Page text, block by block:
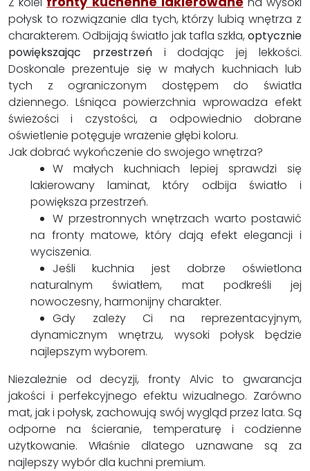
połysk to rozwiązanie dla tych, którzy lubią wnętrza z
charakterem. Odbijają światło jak tafla szkła, optycznie
powiększając przestrzeńi dodając jej lekkości.
Doskonale prezentuje się w małych kuchniach lub
tych z ograniczonym dostępem do światła
dziennego. Lśniąca powierzchnia wprowadza efekt
świeżości i czystości, a odpowiednio dobrane
oświetlenie potęguje wrażenie głębi koloru.
Jak dobrać wykończenie do swojego wnętrza?
W małych kuchniach lepiej sprawdzi się
lakierowany laminat, który odbija światło i
powiększa przestrzeń.
W przestronnych wnętrzach warto postawić
na fronty matowe, który dają efekt elegancji i
wyciszenia.
Jeśli kuchnia jest dobrze oświetlona
naturalnym światłem, mat podkreśli jej
nowoczesny, harmonijny charakter.
Gdy zależy Ci na reprezentacyjnym,
dynamicznym wnętrzu, wysoki połysk będzie
najlepszym wyborem.
Niezależnie od decyzji, fronty Alvic to gwarancja
jakości i perfekcyjnego efektu wizualnego. Zarówno
mat, jak i połysk, zachowują swój wygląd przez lata. Są
odporne na ścieranie, temperaturę i codzienne
użytkowanie. Właśnie dlatego uznawane są za
najlepszy wybór dla kuchni premium.